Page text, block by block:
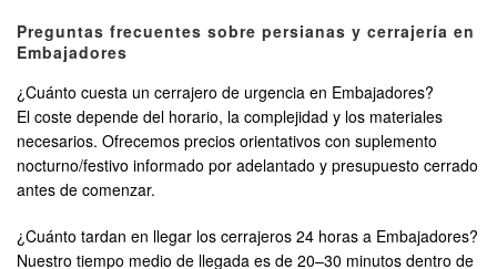
Preguntas frecuentes sobre persianas y cerrajería en
Embajadores
¿Cuánto cuesta un cerrajero de urgencia en Embajadores?
El coste depende del horario, la complejidad y los materiales
necesarios. Ofrecemos precios orientativos con suplemento
nocturno/festivo informado por adelantado y presupuesto cerrado
antes de comenzar.
¿Cuánto tardan en llegar los cerrajeros 24 horas a Embajadores?
Nuestro tiempo medio de llegada es de 20–30 minutos dentro de